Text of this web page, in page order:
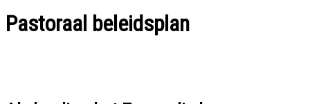
Pastoraal beleidsplan